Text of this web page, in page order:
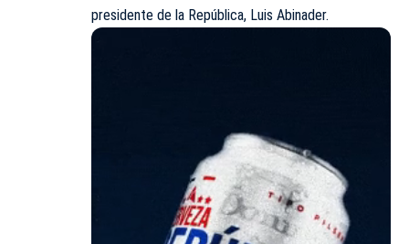
presidente de la República, Luis Abinader.